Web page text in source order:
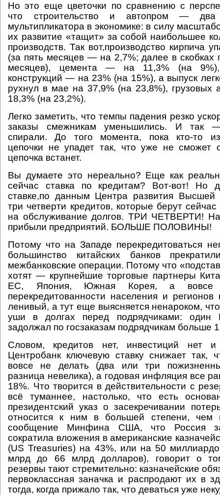
Но это еще цветочки по сравнению с
что строительство и автопром —
мультипликатора в экономике: в силу
их развитие «тащит» за собой наибольшее
производств. Так вот,производство кирпича
(за пять месяцев — на 2,7%; далее в скобках
месяцев), цемента — на 11,3% (на 9%),
конструкций — на 23% (на 15%), а выпуск
рухнул в мае на 37,9% (на 23,8%),
18,3% (на 23,2%).
Легко заметить, что темпы падения резко
заказы смежникам уменьшились. И так
спирали. До того момента, пока кто-то из
цепочки не упадет так, что уже не
цепочка встанет.
Вы думаете это нереально? Еще как
сейчас ставка по кредитам? Вот-вот! Но
ставке,по данным Центра развития Высшей
три четверти кредитов, которые берут
на обслуживание долгов. ТРИ ЧЕТВЕРТИ!
прибыли предприятий. БОЛЬШЕ ПОЛОВИНЫ!
Потому что на Западе перекредитоваться
большинство китайских банков
межбанковские операции. Потому что
хотят — крупнейшие торговые партнеры
ЕС, Япония, Южная Корея, а
перекредитованности населения и регионов
ленивый, а тут еще выясняется ненароком,
уши в долгах перед подрядчиками: один
задолжал по госзаказам подрядчикам больше
Словом, кредитов нет, инвестиций нет и
Центробанк ключевую ставку снижает так,
вовсе не делать (два или три
разница невелика), а годовая инфляция все
18%. Что творится в действительности с
всё туманнее, настолько, что есть
президентский указ о засекречивании
относится к ним в большей степени,
сообщение Минфина США, что Россия
сократила вложения в американские
(US Treasuries) на 43%, или на 50
млрд до 66 млрд долларов), говорит о
резервы тают стремительно: казначейские
первоклассная заначка и распродают их в
тогда, когда прижало так, что деваться уже